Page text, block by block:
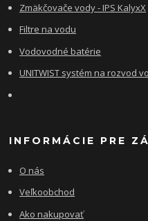
Zmäkčovače vody - IPS KalyxX
Filtre na vodu
Vodovodné batérie
UNITWIST systém na rozvod
INFORMÁCIE PRE
O nás
Veľkoobchod
Ako nakupovať